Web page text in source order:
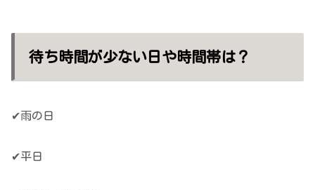
待ち時間が少ない日や時間帯は？
✔雨の日
✔平日